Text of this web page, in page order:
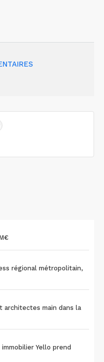
régional métropolitain,
architectes main dans la
Yello prend